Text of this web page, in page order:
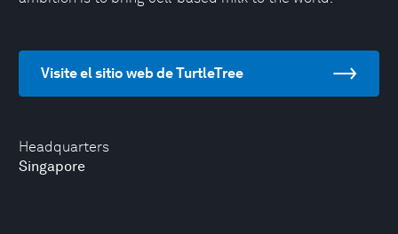
Headquarters
Singapore
Visite el sitio web de TurtleTree